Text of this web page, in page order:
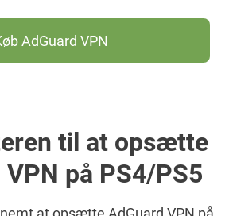
AdGuard VPN
til at opsætte
på PS4/PS5